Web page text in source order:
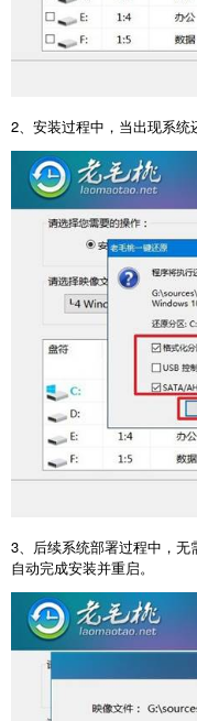
2、安装过程中，当出现系统
3 、后续系统部署过程中，
自动完成安装并重启。